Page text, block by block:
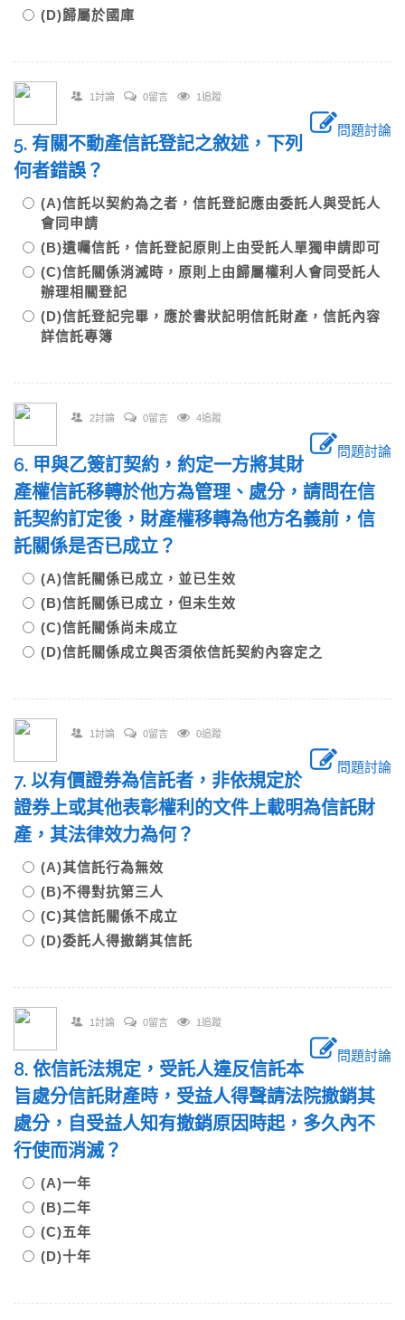
(D)歸屬於國庫
1討論 0留言 1追蹤
問題討論
5. 有關不動產信託登記之敘述，下列
何者錯誤？
(A)信託以契約為之者，信託登記應由委託人與受託人
會同申請
(B)遺囑信託，信託登記原則上由受託人單獨申請即可
(C)信託關係消滅時，原則上由歸屬權利人會同受託人
辦理相關登記
(D)信託登記完畢，應於書狀記明信託財產，信託內容
詳信託專簿
2討論 0留言 4追蹤
問題討論
6. 甲與乙簽訂契約，約定一方將其財
產權信託移轉於他方為管理、處分，請問在信
託契約訂定後，財產權移轉為他方名義前，信
託關係是否已成立？
(A)信託關係已成立，並已生效
(B)信託關係已成立，但未生效
(C)信託關係尚未成立
(D)信託關係成立與否須依信託契約內容定之
1討論 0留言 0追蹤
問題討論
7. 以有價證券為信託者，非依規定於
證券上或其他表彰權利的文件上載明為信託財
產，其法律效力為何？
(A)其信託行為無效
(B)不得對抗第三人
(C)其信託關係不成立
(D)委託人得撤銷其信託
1討論 0留言 1追蹤
問題討論
8. 依信託法規定，受託人違反信託本
旨處分信託財產時，受益人得聲請法院撤銷其
處分，自受益人知有撤銷原因時起，多久內不
行使而消滅？
(A)一年
(B)二年
(C)五年
(D)十年